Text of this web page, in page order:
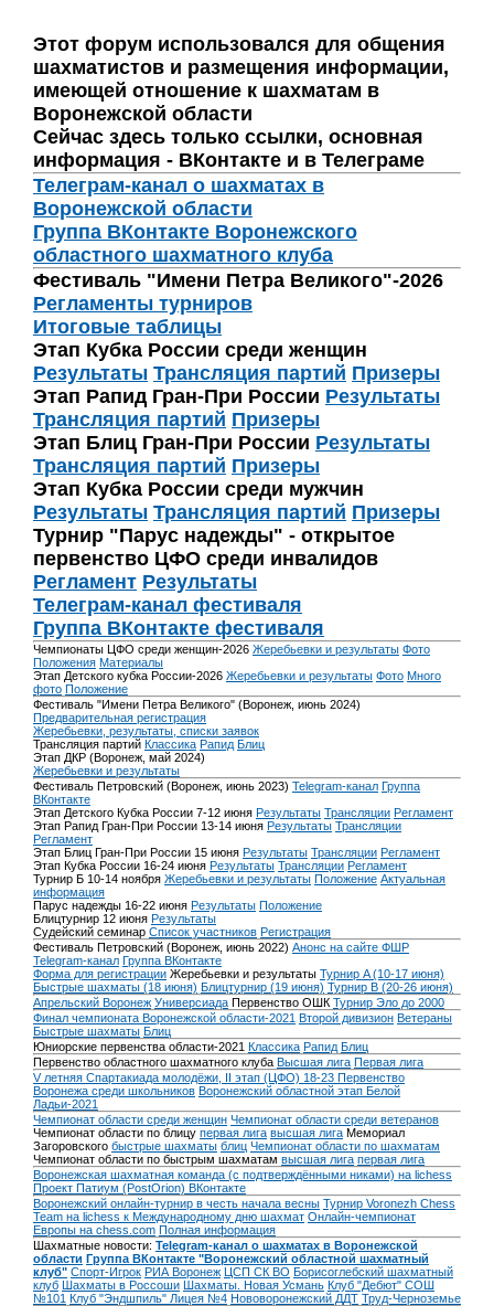
Этот форум использовался для общения
шахматистов и размещения информации,
имеющей отношение к шахматам в
Воронежской области
Сейчас здесь только ссылки, основная
информация - ВКонтакте и в Телеграме
Телеграм-канал о шахматах в
Воронежской области
Группа ВКонтакте Воронежского
областного шахматного клуба
Фестиваль "Имени Петра Великого"-2026
Регламенты турниров
Итоговые таблицы
Этап Кубка России среди женщин
Результаты Трансляция партий Призеры
Этап Рапид Гран-При России Результаты
Трансляция партий Призеры
Этап Блиц Гран-При России Результаты
Трансляция партий Призеры
Этап Кубка России среди мужчин
Результаты Трансляция партий Призеры
Турнир "Парус надежды" - открытое
первенство ЦФО среди инвалидов
Регламент Результаты
Телеграм-канал фестиваля
Группа ВКонтакте фестиваля
Чемпионаты ЦФО среди женщин-2026 Жеребьевки и результаты Фото
Положения Материалы
Этап Детского кубка России-2026 Жеребьевки и результаты Фото Много
фото Положение
Фестиваль "Имени Петра Великого" (Воронеж, июнь 2024)
Предварительная регистрация
Жеребьевки, результаты, списки заявок
Трансляция партий Классика Рапид Блиц
Этап ДКР (Воронеж, май 2024)
Жеребьевки и результаты
Фестиваль Петровский (Воронеж, июнь 2023) Telegram-канал Группа
ВКонтакте
Этап Детского Кубка России 7-12 июня Результаты Трансляции Регламент
Этап Рапид Гран-При России 13-14 июня Результаты Трансляции
Регламент
Этап Блиц Гран-При России 15 июня Результаты Трансляции Регламент
Этап Кубка России 16-24 июня Результаты Трансляции Регламент
Турнир Б 10-14 ноября Жеребьевки и результаты Положение Актуальная
информация
Парус надежды 16-22 июня Результаты Положение
Блицтурнир 12 июня Результаты
Судейский семинар Список участников Регистрация
Фестиваль Петровский (Воронеж, июнь 2022) Анонс на сайте ФШР
Telegram-канал Группа ВКонтакте
Форма для регистрации Жеребьевки и результаты Турнир A (10-17 июня)
Быстрые шахматы (18 июня) Блицтурнир (19 июня) Турнир B (20-26 июня)
Апрельский Воронеж Универсиада Первенство ОШК Турнир Эло до 2000
Финал чемпионата Воронежской области-2021 Второй дивизион Ветераны
Быстрые шахматы Блиц
Юниорские первенства области-2021 Классика Рапид Блиц
Первенство областного шахматного клуба Высшая лига Первая лига
V летняя Спартакиада молодёжи, II этап (ЦФО) 18-23 Первенство
Воронежа среди школьников Воронежский областной этап Белой
Ладьи-2021
Чемпионат области среди женщин Чемпионат области среди ветеранов
Чемпионат области по блицу первая лига высшая лига Мемориал
Загоровского быстрые шахматы блиц Чемпионат области по шахматам
Чемпионат области по быстрым шахматам высшая лига первая лига
Воронежская шахматная команда (с подтверждёнными никами) на lichess
Проект Патиум (PostOrion) ВКонтакте
Воронежский онлайн-турнир в честь начала весны Турнир Voronezh Chess
Team на lichess к Международному дню шахмат Онлайн-чемпионат
Европы на chess.com Полная информация
Шахматные новости: Telegram-канал о шахматах в Воронежской
области Группа ВКонтакте "Воронежский областной шахматный
клуб" Спорт-Игрок РИА Воронеж ЦСП СК ВО Борисоглебский шахматный
клуб Шахматы в Россоши Шахматы. Новая Усмань Клуб "Дебют" СОШ
№101 Клуб "Эндшпиль" Лицея №4 Нововоронежский ДДТ Труд-Черноземье